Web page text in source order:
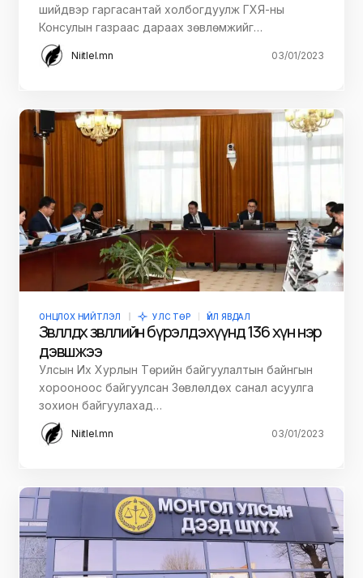
шийдвэр гаргасантай холбогдуулж ГХЯ-ны
Консулын газраас дараах зөвлөмжийг…
Niitlel.mn 03/01/2023
ОНЦЛОХ НИЙТЛЭЛ УЛС ТӨР ҮЙЛ ЯВДАЛ
Зөвлөлдөх зөвлөлийн бүрэлдэхүүнд 136 хүн нэр
дэвшжээ
Улсын Их Хурлын Төрийн байгуулалтын байнгын
хорооноос байгуулсан Зөвлөлдөх санал асуулга
зохион байгуулахад…
Niitlel.mn 03/01/2023